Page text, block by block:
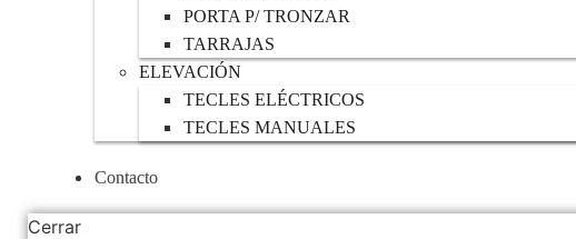
PORTA P/ TRONZAR
TARRAJAS
ELEVACIÓN
TECLES ELÉCTRICOS
TECLES MANUALES
Contacto
Cerrar